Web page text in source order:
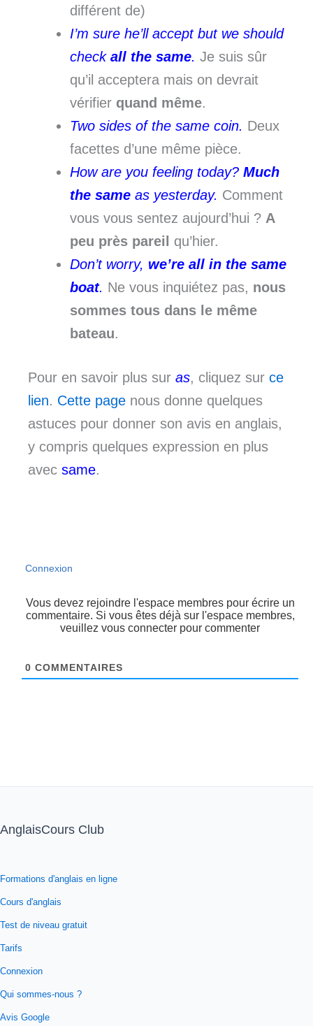
différent de)
I’m sure he’ll accept but we should
check all the same. Je suis sûr
qu’il acceptera mais on devrait
vérifier quand même.
Two sides of the same coin. Deux
facettes d’une même pièce.
How are you feeling today? Much
the same as yesterday. Comment
vous vous sentez aujourd’hui ? A
peu près pareil
qu’hier.
Don’t worry, we’re all in the same
boat. Ne vous inquiétez pas, nous
sommes tous dans le même
bateau.
Pour en savoir plus sur as, cliquez sur ce
lien. Cette page nous donne quelques
astuces pour donner son avis en anglais,
y compris quelques expression en plus
avec same.
Connexion
Vous devez rejoindre l'espace membres pour écrire un
commentaire. Si vous êtes déjà sur l'espace membres,
veuillez vous connecter pour commenter
0 COMMENTAIRES
AnglaisCours Club
Formations d'anglais en ligne
Cours d'anglais
Test de niveau gratuit
Tarifs
Connexion
Qui sommes-nous ?
Avis Google